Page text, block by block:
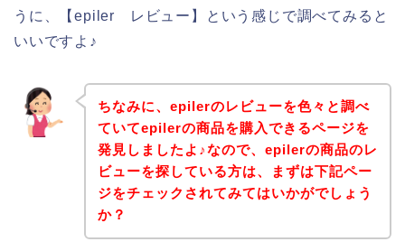
うに、【epiler レビュー】という感じで調べてみると
いいですよ♪
ちなみに、epilerのレビューを色々と調べ
ていてepilerの商品を購入できるページを
発見しましたよ♪なので、epilerの商品のレ
ビューを探している方は、まずは下記ペー
ジをチェックされてみてはいかがでしょう
か？